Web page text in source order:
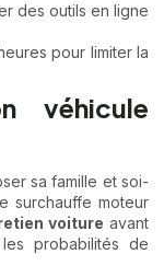
des outils en ligne
pour limiter la
véhicule
sa famille et soi-
surchauffe moteur
voiture avant
probabilités de